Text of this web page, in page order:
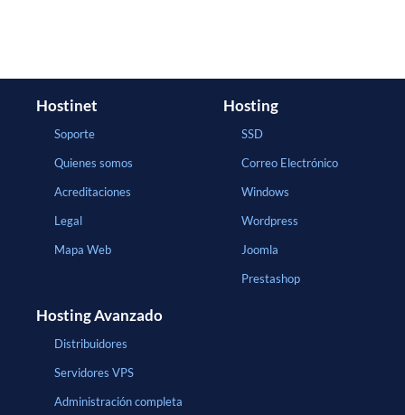
Hostinet
Soporte
Quienes somos
Acreditaciones
Legal
Mapa Web
Hosting
SSD
Correo Electrónico
Windows
Wordpress
Joomla
Prestashop
Hosting Avanzado
Distribuidores
Servidores VPS
Administración completa